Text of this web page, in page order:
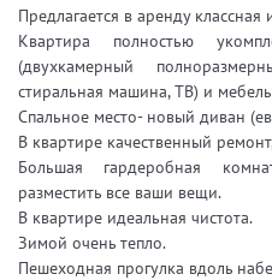
Предлагается в аренду
Квартира полностью
(двухкамерный
стиральная машина, ТВ) и
Спальное место- новый диван
В квартире качественный
Большая гардеробная
разместить все ваши вещи.
В квартире идеальная чистота.
Зимой очень тепло.
Пешеходная прогулка вдоль